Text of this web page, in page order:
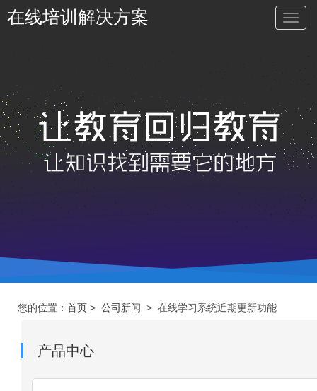
切
换
在线培训解决方案
您的位置： 首页 > 公司新闻 > 在线学习系统近期更新功能
产品中心